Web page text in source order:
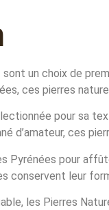
un choix de
ces pierres
pour sa
d’amateur, ces
Pyrénées pour
conservent leur
les Pierres